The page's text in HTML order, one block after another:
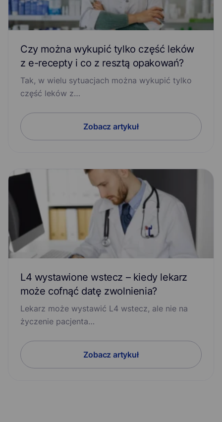
Czy można wykupić tylko część leków
z e-recepty i co z resztą opakowań?
Tak, w wielu sytuacjach można wykupić tylko
część leków z…
Zobacz artykuł
L4 wystawione wstecz – kiedy lekarz
może cofnąć datę zwolnienia?
Lekarz może wystawić L4 wstecz, ale nie na
życzenie pacjenta…
Zobacz artykuł